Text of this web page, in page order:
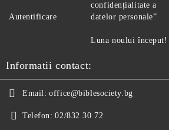
Autentificare
confidențialitate a
datelor personale”
Luna noului început!
Informatii contact:
Email: office@biblesociety.bg
Telefon: 02/832 30 72